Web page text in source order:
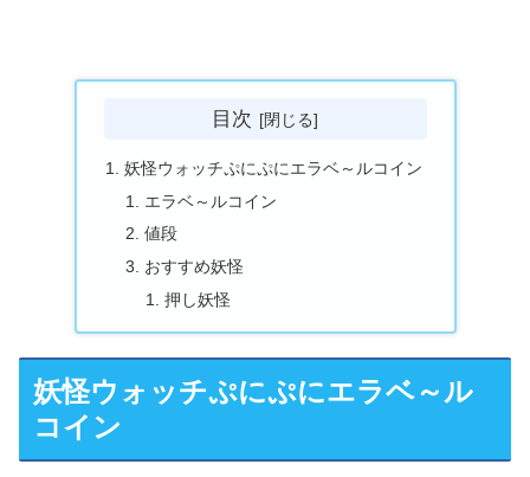
目次
妖怪ウォッチぷにぷにエラベ～ルコイン
エラベ～ルコイン
値段
おすすめ妖怪
押し妖怪
妖怪ウォッチぷにぷにエラベ～ル
コイン